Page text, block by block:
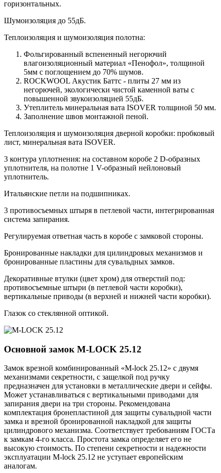
горизонтальных.
Шумоизоляция до 55дБ.
Теплоизоляция и шумоизоляция полотна:
Фольгированный вспененный негорючий
влагоизоляционный материал «Пенофол», толщиной
5мм с поглощением до 70% шумов.
ROCKWOOL Акустик Баттс - плиты 27 мм из
негорючей, экологически чистой каменной ваты с
повышенной звукоизоляцией 55дБ.
Утеплитель минеральная вата ISOVER толщиной 50 мм.
Заполнение швов монтажной пеной.
Теплоизоляция и шумоизоляция дверной коробки: пробковый
лист, минеральная вата ISOVER.
3 контура уплотнения: на составном коробе 2 D-образных
уплотнителя, на полотне 1 V-образный нейлоновый
уплотнитель.
Итальянские петли на подшипниках.
3 противосъемных штыря в петлевой части, интегрированная
система запирания.
Регулируемая ответная часть в коробе с замковой стороны.
Бронированные накладки для цилиндровых механизмов и
бронированные пластины для сувальдных замков.
Декоративные втулки (цвет хром) для отверстий под:
противосъемные штыри (в петлевой части коробки),
вертикальные приводы (в верхней и нижней части коробки).
Глазок со стеклянной оптикой.
Основной замок M-LOCK 25.12
Замок врезной комбинированный «M-lock 25.12» с двумя
механизмами секретности, с защелкой под ручку
предназначен для установки в металлические двери и сейфы.
Может устанавливаться с вертикальными приводами для
запирания двери на три стороны. Рекомендована
комплектация бронепластиной для защиты сувальдной части
замка и врезной бронированной накладкой для защиты
цилиндрового механизма. Соответствует требованиям ГОСТа
к замкам 4-го класса. Простота замка определяет его не
высокую стоимость. По степени секретности и надежности
эксплуатации M-lock 25.12 не уступает европейским
аналогам.